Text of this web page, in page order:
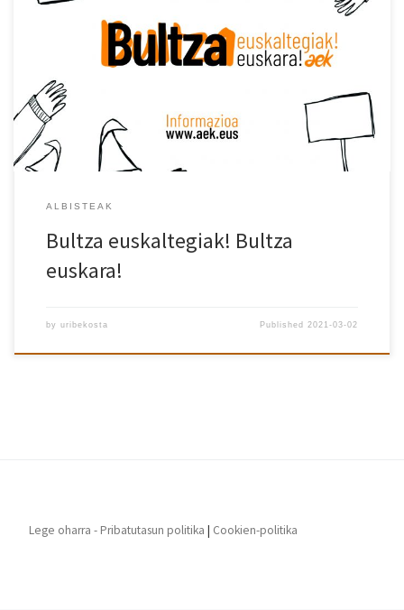
ALBISTEAK
Bultza euskaltegiak! Bultza
euskara!
by uribekosta Published2021-03-02
Lege oharra - Pribatutasun politika | Cookien-politika